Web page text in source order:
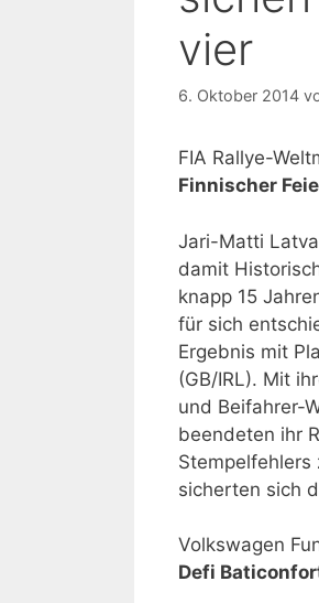
vier
6. Oktober 2014
FIA Rallye-
Finnischer
Jari-Matti
damit
knapp 15
für sich
Ergebnis mit
(GB/IRL). Mit
und Beifahrer-
beendeten ihr
Stempelfehlers
sicherten sich
Volkswagen
Defi